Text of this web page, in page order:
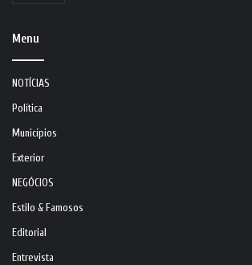
Menu
NOTÍCIAS
Política
Municípios
Exterior
NEGÓCIOS
Estilo & Famosos
Editorial
Entrevista